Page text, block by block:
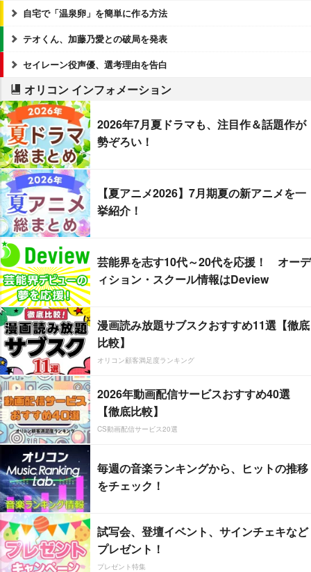
自宅で「温泉卵」を簡単に作る方法
テオくん、加藤乃愛との破局を発表
セイレーン役声優、選考理由を告白
オリコン インフォメーション
2026年7月夏ドラマも、注目作＆話題作が
勢ぞろい！
【夏アニメ2026】7月期夏の新アニメを一
挙紹介！
芸能界を志す10代～20代を応援！ オーデ
ィション・スクール情報はDeview
漫画読み放題サブスクおすすめ11選【徹底
比較】
オリコン顧客満足度ランキング
2026年動画配信サービスおすすめ40選
【徹底比較】
CS動画配信サービス20選
毎週の音楽ランキングから、ヒットの推移
をチェック！
試写会、登壇イベント、サインチェキなど
プレゼント！
プレゼント特集